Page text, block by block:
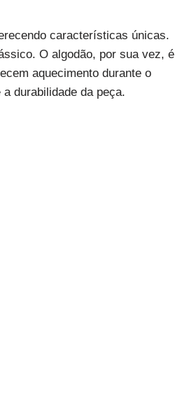
características únicas.
O algodão, por sua vez, é
aquecimento durante o
durabilidade da peça.